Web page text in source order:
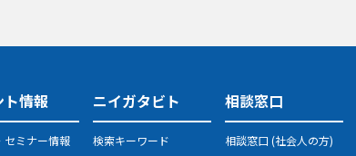
ト情報
セミナー情報
ニイガタビト
検索キーワード
相談窓口
相談窓口 (社会人の方)